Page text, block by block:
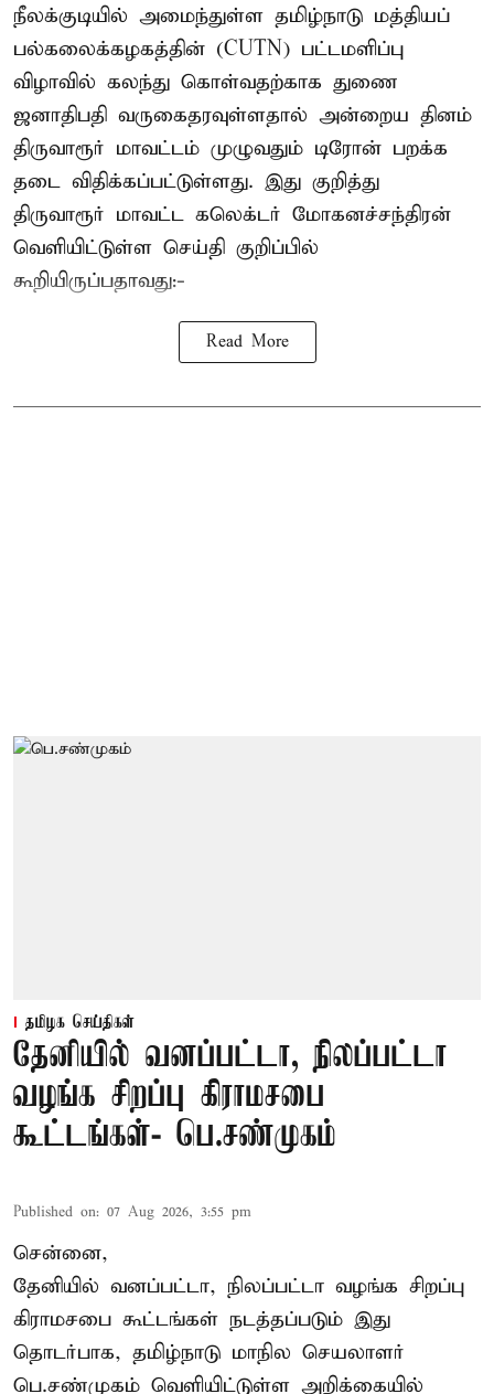
நீலக்குடியில் அமைந்துள்ள தமிழ்நாடு மத்தியப்
பல்கலைக்கழகத்தின் (CUTN) பட்டமளிப்பு
விழாவில் கலந்து கொள்வதற்காக துணை
ஜனாதிபதி வருகைதரவுள்ளதால் அன்றைய தினம்
திருவாரூர் மாவட்டம் முழுவதும் டிரோன் பறக்க
தடை விதிக்கப்பட்டுள்ளது. இது குறித்து
திருவாரூர் மாவட்ட கலெக்டர் மோகனச்சந்திரன்
வெளியிட்டுள்ள செய்தி குறிப்பில்
கூறியிருப்பதாவது:-
Read More
தமிழக செய்திகள்
தேனியில் வனப்பட்டா, நிலப்பட்டா
வழங்க சிறப்பு கிராமசபை
கூட்டங்கள்- பெ.சண்முகம்
Published on: 07 Aug 2026, 3:55 pm
சென்னை,
தேனியில் வனப்பட்டா, நிலப்பட்டா வழங்க சிறப்பு
கிராமசபை கூட்டங்கள் நடத்தப்படும் இது
தொடர்பாக, தமிழ்நாடு மாநில செயலாளர்
பெ.சண்முகம் வெளியிட்டுள்ள அறிக்கையில்